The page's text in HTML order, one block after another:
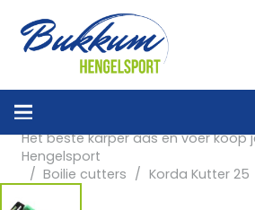
Home
Het beste karper aas en voer koop
Hengelsport
/ Boilie cutters / Korda Kutter 25